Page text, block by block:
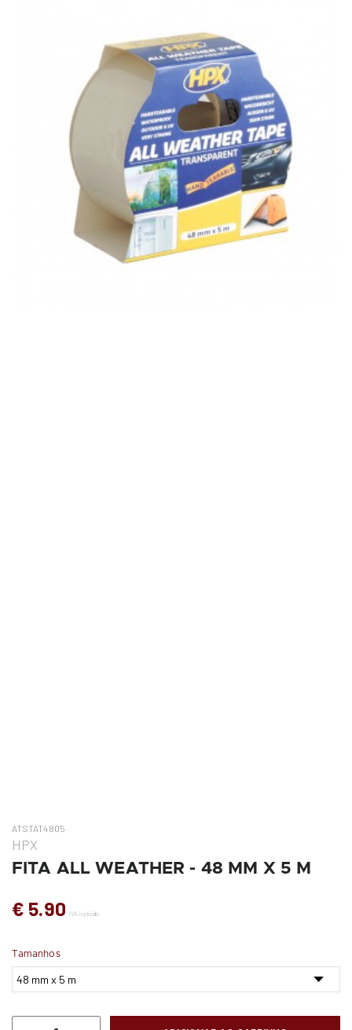
ATSTAT4805
HPX
FITA ALL WEATHER - 48 MM X 5 M
€ 5.90 IVA incluído
Tamanhos